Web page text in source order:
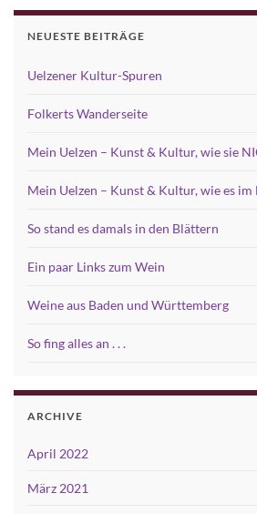
NEUESTE BEITRÄGE
Uelzener Kultur-Spuren
Folkerts Wanderseite
Mein Uelzen – Kunst & Kultur, wie sie
Mein Uelzen – Kunst & Kultur, wie es im
So stand es damals in den Blättern
Ein paar Links zum Wein
Weine aus Baden und Württemberg
So fing alles an . . .
ARCHIVE
April 2022
März 2021